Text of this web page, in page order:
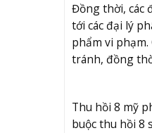
Đồng thời, các
tới các đại lý
phẩm vi
tránh, đồng
Thu hồi 8 mỹ
buộc thu hồi 8